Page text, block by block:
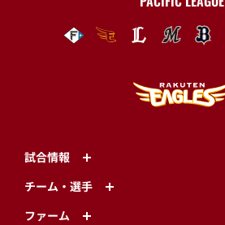
試合情報
チーム・選手
ファーム